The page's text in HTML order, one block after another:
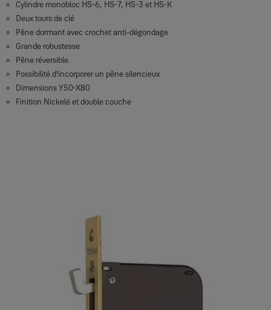
Cylindre monobloc HS-6, HS-7, HS-3 et HS-K
Deux tours de clé
Pêne dormant avec crochet anti-dégondage
Grande robustesse
Pêne réversible
Possibilité d'incorporer un pêne silencieux
Dimensions Y50-X80
Finition Nickelé et double couche